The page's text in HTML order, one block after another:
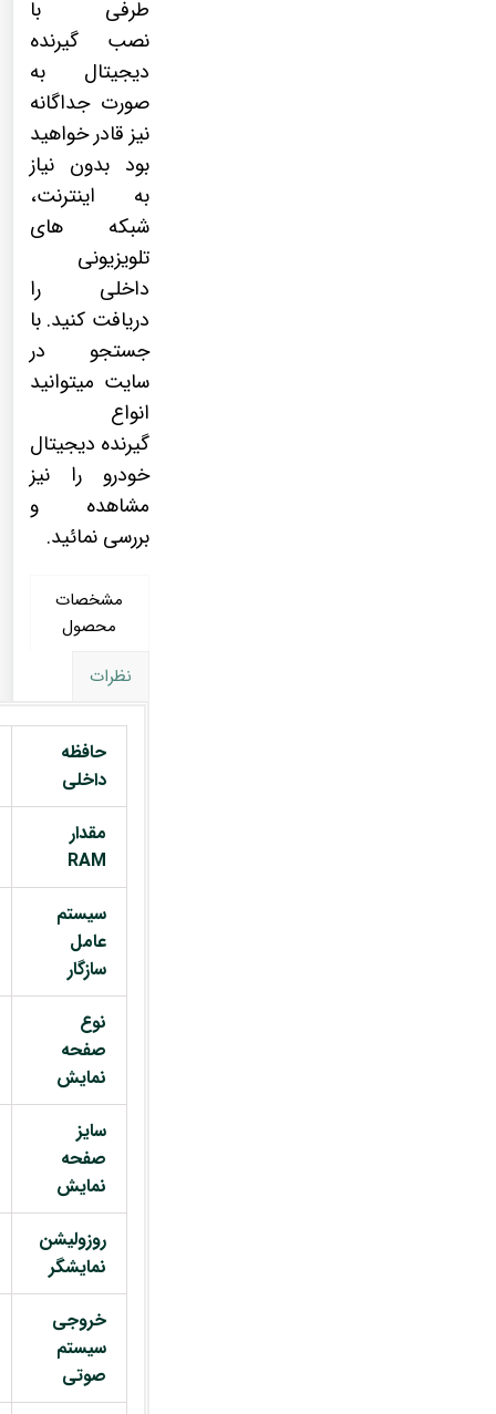
طرفی با
نصب گیرنده
دیجیتال به
صورت جداگانه
نیز قادر خواهید
بود بدون نیاز
به اینترنت،
شبکه های
تلویزیونی
داخلی را
دریافت کنید. با
جستجو در
سایت میتوانید
انواع
گیرنده دیجیتال
خودرو را نیز
مشاهده و
بررسی نمائید.
مشخصات
محصول
نظرات
حافظه
داخلی
مقدار
RAM
سیستم
عامل
سازگار
نوع
صفحه
نمایش
سایز
صفحه
نمایش
روزولیشن
نمایشگر
خروجی
سیستم
صوتی